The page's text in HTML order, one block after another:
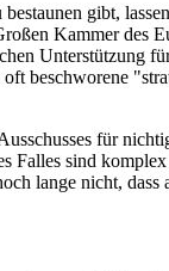
gibt,
Kammer des
Unterstützung
beschworene
für
sind
lange nicht, dass